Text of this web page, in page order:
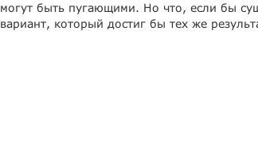
могут быть пугающими. Но что, если бы
вариант, который достиг бы тех же